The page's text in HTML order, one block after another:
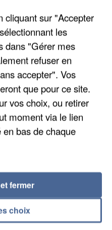
FLEMME
cliquant sur "Accepter
les
dans "Gérer mes
refuser en
accepter". Vos
que pour ce site.
vos choix, ou retirer
moment via le lien
bas de chaque
choix
fermer